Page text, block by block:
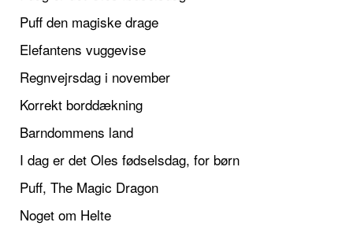
Puff den magiske drage
Elefantens vuggevise
Regnvejrsdag i november
Korrekt borddækning
Barndommens land
I dag er det Oles fødselsdag, for børn
Puff, The Magic Dragon
Noget om Helte